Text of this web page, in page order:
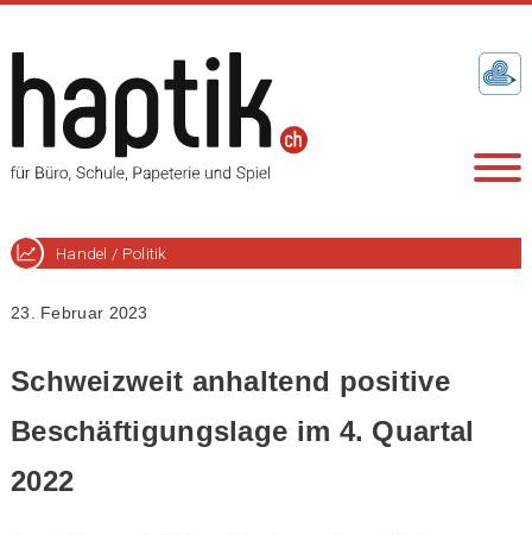
Handel / Politik
23. Februar 2023
Schweizweit anhaltend positive
Beschäftigungslage im 4. Quartal
2022